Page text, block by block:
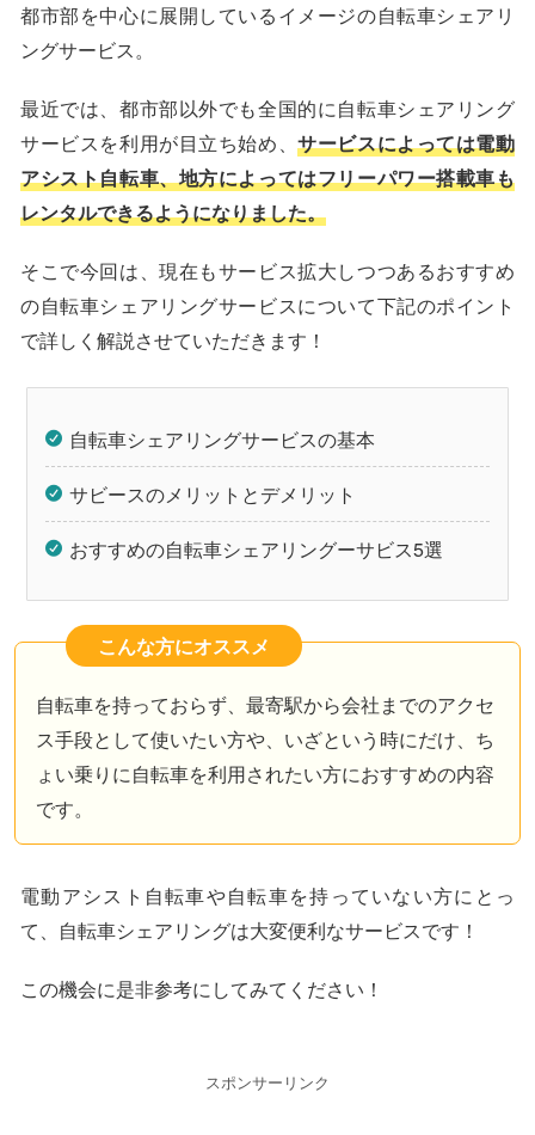
都市部を中心に展開しているイメージの自転車シェアリ
ングサービス。
最近では、都市部以外でも全国的に自転車シェアリング
サービスを利用が目立ち始め、サービスによっては電動
アシスト自転車、地方によってはフリーパワー搭載車も
レンタルできるようになりました。
そこで今回は、現在もサービス拡大しつつあるおすすめ
の自転車シェアリングサービスについて下記のポイント
で詳しく解説させていただきます！
自転車シェアリングサービスの基本
サビースのメリットとデメリット
おすすめの自転車シェアリングーサビス5選
こんな方にオススメ
自転車を持っておらず、最寄駅から会社までのアクセ
ス手段として使いたい方や、いざという時にだけ、ち
ょい乗りに自転車を利用されたい方におすすめの内容
です。
電動アシスト自転車や自転車を持っていない方にとっ
て、自転車シェアリングは大変便利なサービスです！
この機会に是非参考にしてみてください！
スポンサーリンク